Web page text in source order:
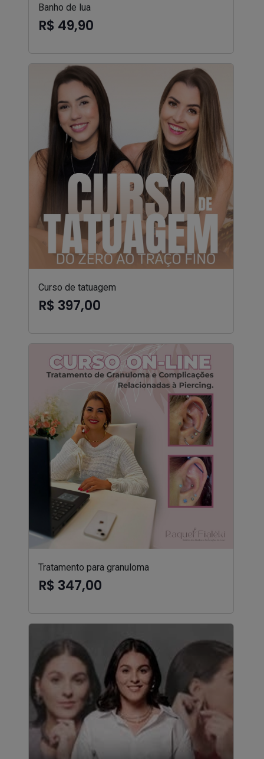
Banho de lua
R$ 49,90
Curso de tatuagem
R$ 397,00
Tratamento para granuloma
R$ 347,00